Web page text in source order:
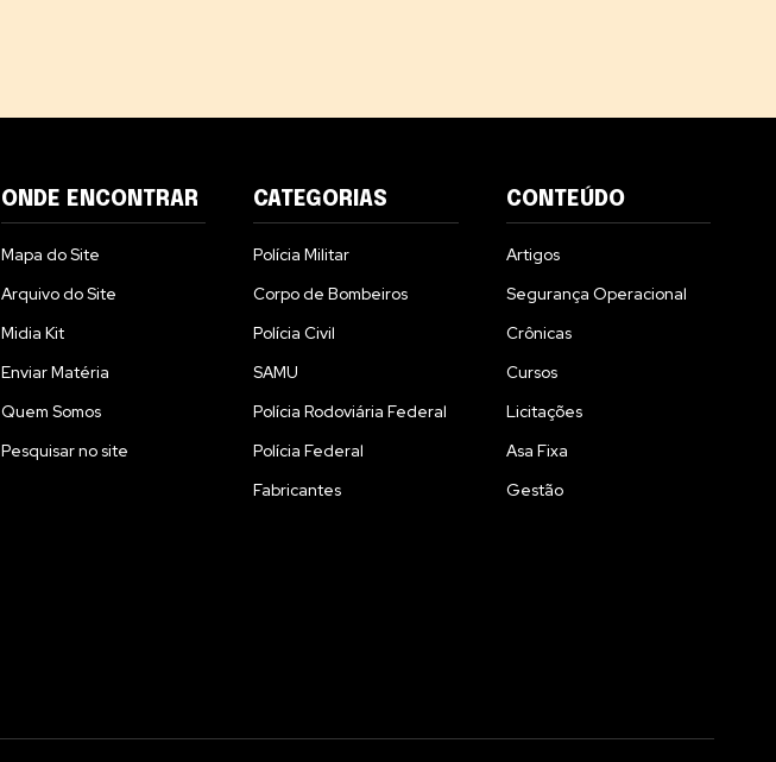
ONDE ENCONTRAR
Mapa do Site
Arquivo do Site
Midia Kit
Enviar Matéria
Quem Somos
Pesquisar no site
CATEGORIAS
Polícia Militar
Corpo de Bombeiros
Polícia Civil
SAMU
Polícia Rodoviária Federal
Polícia Federal
Fabricantes
CONTEÚDO
Artigos
Segurança Operacional
Crônicas
Cursos
Licitações
Asa Fixa
Gestão